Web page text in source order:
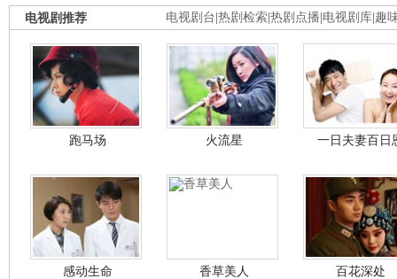
电视剧台 热剧检索 热剧点播 电视剧库 趣
电视剧推荐
跑马场 火流星 一日夫妻百日
感动生命 香草美人 百花深处